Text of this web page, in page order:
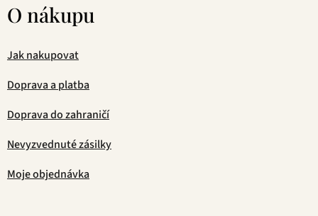
O nákupu
Jak nakupovat
Doprava a platba
Doprava do zahraničí
Nevyzvednuté zásilky
Moje objednávka